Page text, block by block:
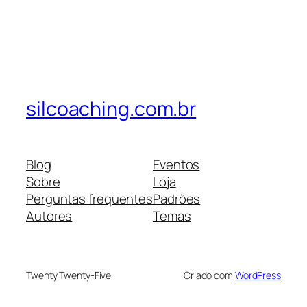
silcoaching.com.br
Blog
Sobre
Perguntas frequentes
Autores
Eventos
Loja
Padrões
Temas
Twenty Twenty-Five Criado com WordPress